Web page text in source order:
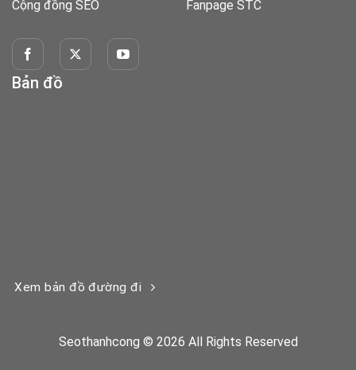
Cộng đồng SEO Fanpage STC
Bản đồ
Xem bản đồ đường đi
Seothanhcong © 2026 All Rights Reserved